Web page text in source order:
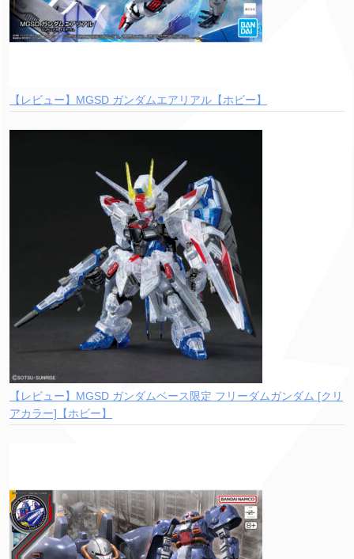
【レビュー】MGSD ガンダムエアリアル【ホビー】
【レビュー】MGSD ガンダムベース限定 フリーダムガンダム [クリ
アカラー]【ホビー】